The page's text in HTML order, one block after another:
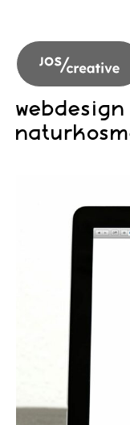
webdesign